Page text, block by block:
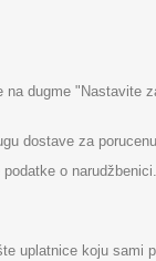
dugme "Nastavite
dostave za
o narudžbenici.
uplatnice koju sami